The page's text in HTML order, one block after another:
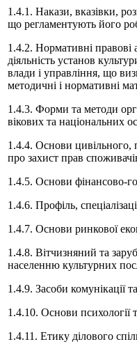
1.4.1. Накази, вказівки,
що регламентують його
1.4.2. Нормативні правові
діяльність установ
влади і управління, що
методичні і нормативні
1.4.3. Форми та методи
вікових та національних
1.4.4. Основи цивільного,
про захист прав
1.4.5. Основи фінансово-
1.4.6. Профіль,
1.4.7. Основи ринкової
1.4.8. Вітчизняний та
населенню культурних
1.4.9. Засоби комунікації
1.4.10. Основи психології
1.4.11. Етику ділового